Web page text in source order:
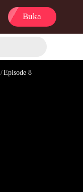
Buka
/Episode 8